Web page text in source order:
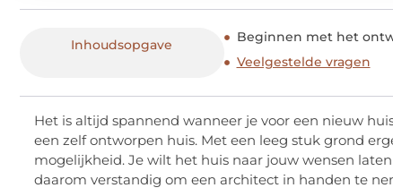
Inhoudsopgave
Beginnen met het
Veelgestelde vragen
Het is altijd spannend wanneer je voor een nieuw
een zelf ontworpen huis. Met een leeg stuk grond
mogelijkheid. Je wilt het huis naar jouw wensen
daarom verstandig om een architect in handen te